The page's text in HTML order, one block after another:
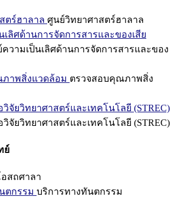
ตร์ฮาลาล ศูนย์วิทยาศาสตร์ฮาลาล
เลิศด้านการจัดการสารและของเสีย
วามเป็นเลิศด้านการจัดการสารและของ
าพสิ่งแวดล้อม ตรวจสอบคุณภาพสิ่ง
จัยวิทยาศาสตร์และเทคโนโลยี (STREC)
จัยวิทยาศาสตร์และเทคโนโลยี (STREC)
ย์
สถศาลา
ตกรรม บริการทางทันตกรรม